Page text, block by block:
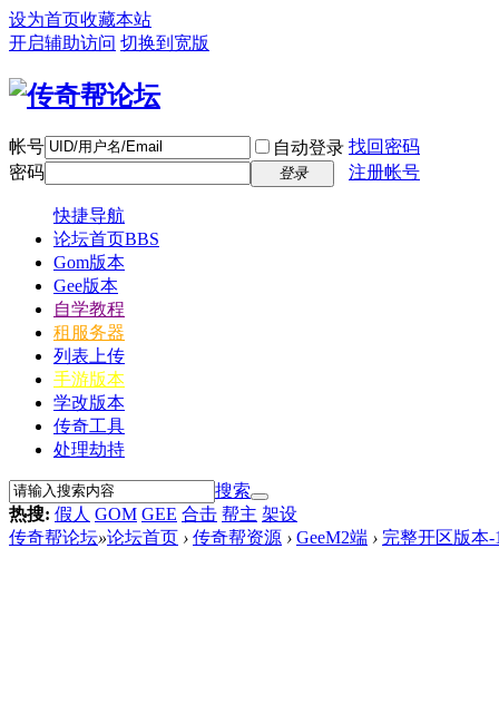
设为首页收藏本站
开启辅助访问 切换到宽版
帐号 自动登录 找回密码
密码
登录 注册帐号
快捷导航
论坛首页BBS
Gom版本
Gee版本
自学教程
租服务器
列表上传
手游版本
学改版本
传奇工具
处理劫持
搜索
热搜: 假人 GOM GEE 合击 帮主 架设
传奇帮论坛»论坛首页 › 传奇帮资源 › GeeM2端 › 完整开区版本